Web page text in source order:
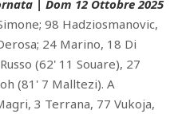
| Dom 12 Ottobre 2025
98 Hadziosmanovic,
24 Marino, 18 Di
(62' 11 Souare), 27
(81' 7 Malltezi). A
3 Terrana, 77 Vukoja,